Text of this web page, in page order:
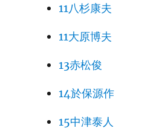
11八杉康夫
11大原博夫
13赤松俊
14於保源作
15中津泰人